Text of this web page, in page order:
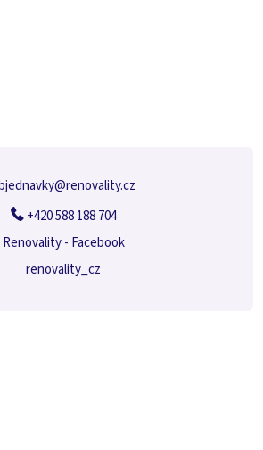
@renovality.cz
+420 588 188 704
Renovality - Facebook
renovality_cz